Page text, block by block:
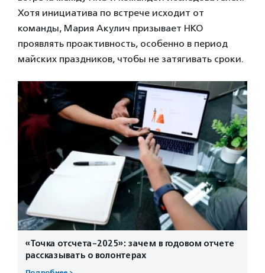
Хотя инициатива по встрече исходит от
команды, Мария Акулич призывает НКО
проявлять проактивность, особенно в период
майских праздников, чтобы не затягивать сроки.
«Точка отсчета-2025»: зачем в годовом отчете
рассказывать о волонтерах